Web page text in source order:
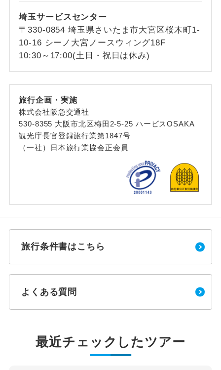
埼玉サービスセンター
〒330-0854 埼玉県さいたま市大宮区桜木町1-
10-16 シーノ大宮ノースウィング18F
10:30～17:00(土日・祝日は休み)
旅行企画・実施
株式会社阪急交通社
530-8355 大阪市北区梅田2-5-25 ハービスOSAKA
観光庁長官登録旅行業第1847号
（一社）日本旅行業協会正会員
旅行条件書はこちら
よくある質問
最近チェックしたツアー